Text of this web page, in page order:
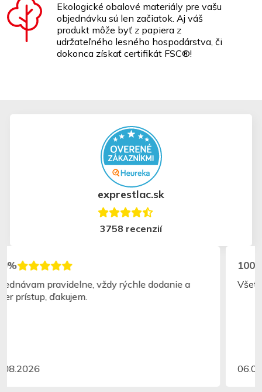
Ekologické obalové materiály pre vašu
objednávku sú len začiatok. Aj váš
produkt môže byť z papiera z
udržateľného lesného hospodárstva, či
dokonca získať certifikát FSC®!
exprestlac.sk
3758 recenzií
100%
Všetko super a rýchlo
06.08.2026